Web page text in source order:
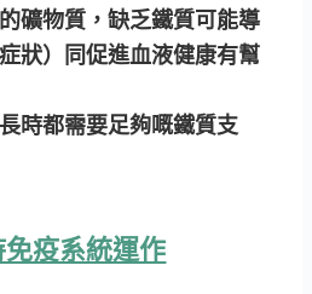
礦物質，缺乏鐵質可能導
狀） 同促進血液健康有幫
時都需要足夠嘅鐵質支
疫系統運作